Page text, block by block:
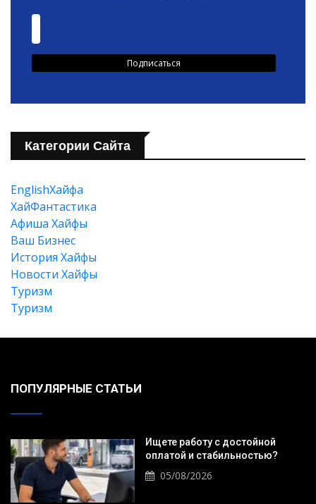
Категории Сайта
EnglishХайфа
XайФантастика
Афиша Хайфы
Ваш Бизнес
История Хайфы
Новости Хайфы
Туризм
Туризм
ПОПУЛЯРНЫЕ СТАТЬИ
Ищете работу с достойной
оплатой и стабильностью?
05/08/2026